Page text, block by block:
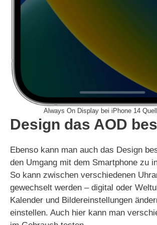
Always On Display bei iPhone 14
Design das AOD
Ebenso kann man auch das Design
den Umgang mit dem Smartphone zu
So kann zwischen verschiedenen
gewechselt werden – digital oder
Kalender und Bildereinstellungen
einstellen. Auch hier kann man